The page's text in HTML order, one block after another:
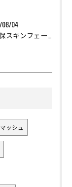
08/04
マッシュ